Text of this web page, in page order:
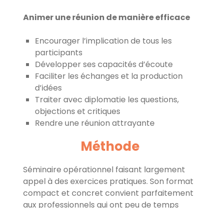
Animer une réunion de manière efficace
Encourager l’implication de tous les
participants
Développer ses capacités d’écoute
Faciliter les échanges et la production
d’idées
Traiter avec diplomatie les questions,
objections et critiques
Rendre une réunion attrayante
Méthode
Séminaire opérationnel faisant largement
appel à des exercices pratiques. Son format
compact et concret convient parfaitement
aux professionnels qui ont peu de temps